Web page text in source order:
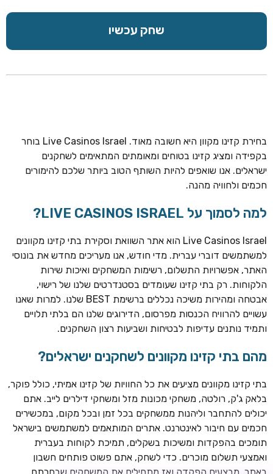
ROYSPINS
MEGAPARI
בונוס קבלת פנים: עד 125% בונוס עד €450 + 250 ספינים חינם
חבילת קבלת פנים: עד 280% בונוס עד €2,200 + 230 ספינים
שחק עכשיו
בחירת קזינו מקוון היא חשובה מאוד. Live Casinos Israel בוחר
בקפידה ומציג קזינו בטוחים ומאומתים המתאימים לשחקנים
ישראלים. אנו שואפים להיות השותף הטוב ביותר שלכם להימורים
חכמים ולחוויה מהנה.
למה לסמוך על LIVE CASINOS ISRAEL?
Live Casinos Israel הוא אתר השוואת וסקירת בתי קזינו מקוונים
למשתמשים דוברי עברית. מדי חודש, אנו מעריכים מחדש את בונוסי
האתר, אפשרויות התשלום, רשימות המשחקים ואיכות שירות
הלקוחות. רק בתי קזינו שעומדים בסטנדרטים שלנו של רישוי,
אבטחה ומהירות משיכה נכללים ברשימת BEST שלנו. למרות שאנו
עשויים להרוויח הכנסות מפרסום, הדירוגים שלנו הם בלתי תלויים
ותמיד נותנים עדיפות לבטיחות ושביעות רצון השחקנים.
מהם בתי קזינו מקוונים לשחקנים ישראלים?
בתי קזינו מקוונים מציעים את כל החוויות של קזינו אמיתי, כולל פוקר,
בלאק ג'ק, רולטה, משחקי מכונות מזל ומשחקי דילרים לייב. אתם
יכולים להתחבר וליהנות ממשחקים בכל זמן ובכל מקום, במכשירים
חכמים עם חיבור לאינטרנט. אתרים המותאמים למשתמשים בישראל
תומכים בהפקדות ומשיכות בשקלים, תמיכת לקוחות בעברית
ואמצעי תשלום מוכרים. כדי לשחק, אתם פשוט פותחים חשבון